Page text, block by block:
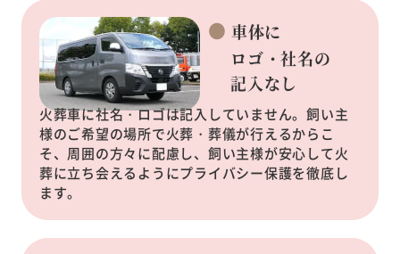
車体に
ロゴ・社名の
記入なし
火葬車に社名・ロゴは記入していません。飼い主
様のご希望の場所で火葬・葬儀が行えるからこ
そ、周囲の方々に配慮し、飼い主様が安心して火
葬に立ち会えるようにプライバシー保護を徹底し
ます。